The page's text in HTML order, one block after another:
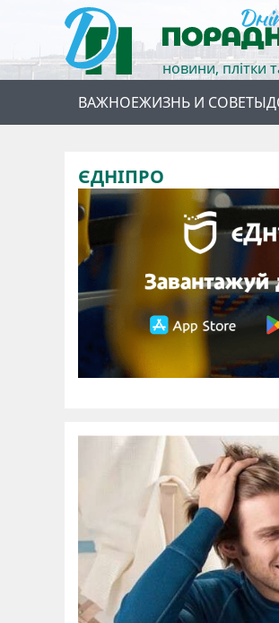
новини, плітки
ВАЖНОЕЖИЗНЬ И СОВЕТЫ
ЄДНІПРО